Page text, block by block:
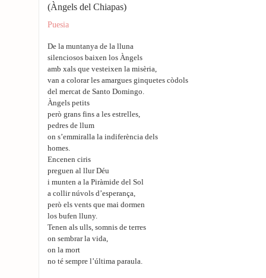
(Àngels del Chiapas)
Puesia
De la muntanya de la lluna
silenciosos baixen los Àngels
amb xals que vesteixen la misèria,
van a colorar les amargues ginquetes còdols
del mercat de Santo Domingo.
Àngels petits
però grans fins a les estrelles,
pedres de llum
on s’emmiralla la indiferència dels
homes.
Encenen ciris
preguen al llur Déu
i munten a la Piràmide del Sol
a collir núvols d’esperança,
però els vents que mai dormen
los bufen lluny.
Tenen als ulls, somnis de terres
on sembrar la vida,
on la mort
no té sempre l’última paraula.